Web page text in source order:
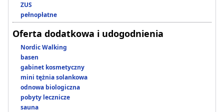
ZUS
pełnopłatne
Oferta dodatkowa i udogodnienia
Nordic Walking
basen
gabinet kosmetyczny
mini tężnia solankowa
odnowa biologiczna
pobyty lecznicze
sauna